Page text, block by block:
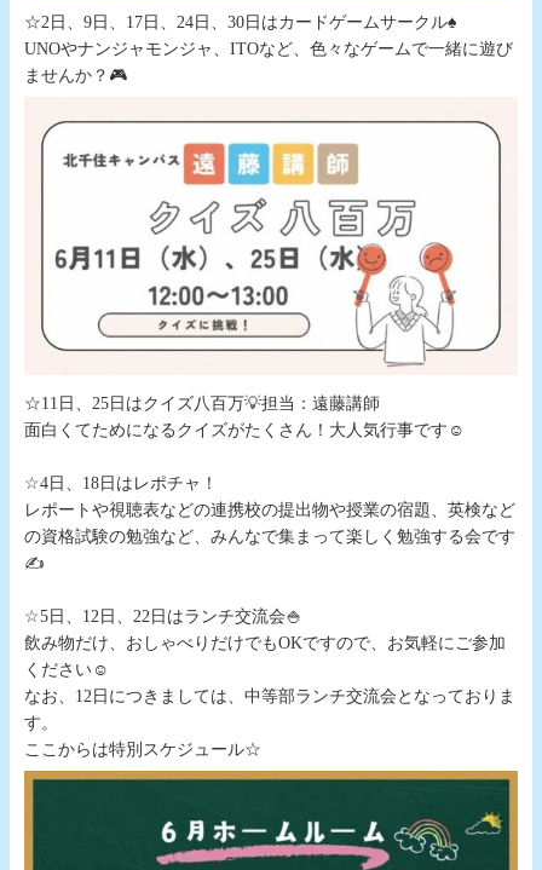
☆2日、9日、17日、24日、30日はカードゲームサークル♠
UNOやナンジャモンジャ、ITOなど、色々なゲームで一緒に遊び
ませんか？🎮
☆11日、25日はクイズ八百万💡担当：遠藤講師
面白くてためになるクイズがたくさん！大人気行事です☺
☆4日、18日はレポチャ！
レポートや視聴表などの連携校の提出物や授業の宿題、英検など
の資格試験の勉強など、みんなで集まって楽しく勉強する会です
✍
☆5日、12日、22日はランチ交流会🍚
飲み物だけ、おしゃべりだけでもOKですので、お気軽にご参加
ください☺
なお、12日につきましては、中等部ランチ交流会となっておりま
す。
ここからは特別スケジュール☆